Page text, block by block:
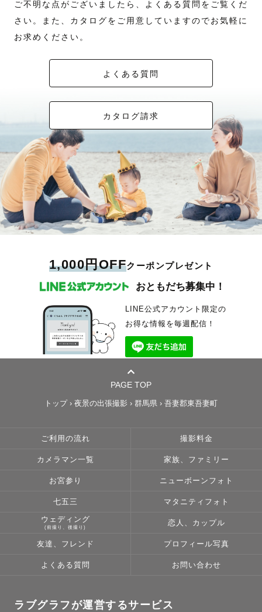
ご不明な点がございましたら、よくある質問をご覧くだ
さい。また、カタログをご用意していますのでお気軽に
お求めください。
よくある質問
カタログ請求
1,000円OFFクーポンプレゼント
おともだち募集中！
LINE公式アカウント限定の
お得な情報を毎週配信！
PAGE TOP
トップ › 夜景の出張撮影 › 群馬県 › 吾妻郡東吾妻町
ご利用の流れ 撮影料金
カメラマン一覧 家族、ファミリー
お宮参り ニューボーンフォト
七五三 マタニティフォト
ウェディング
(前撮り、後撮り)
恋人、カップル
友達、フレンド プロフィール写真
よくある質問 お問い合わせ
ラブグラフが運営するサービス